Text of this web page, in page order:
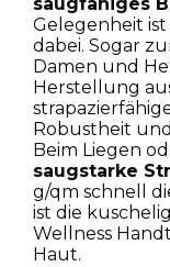
saugfähiges
Gelegenheit ist
dabei. Sogar
Damen und
Herstellung
Robustheit
Beim Liegen
saugstarke
g/qm schnell
ist die
Wellness
Haut.